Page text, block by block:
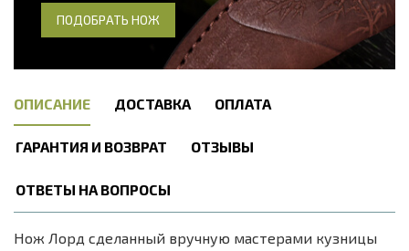
ПОДОБРАТЬ НОЖ
ОПИСАНИЕ ДОСТАВКА ОПЛАТА
ГАРАНТИЯ И ВОЗВРАТ ОТЗЫВЫ
ОТВЕТЫ НА ВОПРОСЫ
Нож Лорд сделанный вручную мастерами кузницы